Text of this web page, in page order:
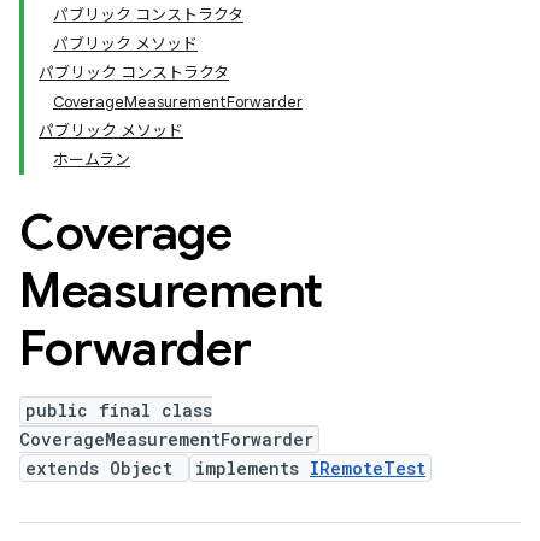
パブリック コンストラクタ
パブリック メソッド
パブリック コンストラクタ
CoverageMeasurementForwarder
パブリック メソッド
ホームラン
Coverage
Measurement
Forwarder
public final class
CoverageMeasurementForwarder
extends Object
implements IRemoteTest